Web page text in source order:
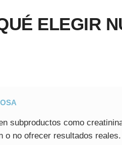
ELEGIR
subproductos como
o no ofrecer resultados reales.